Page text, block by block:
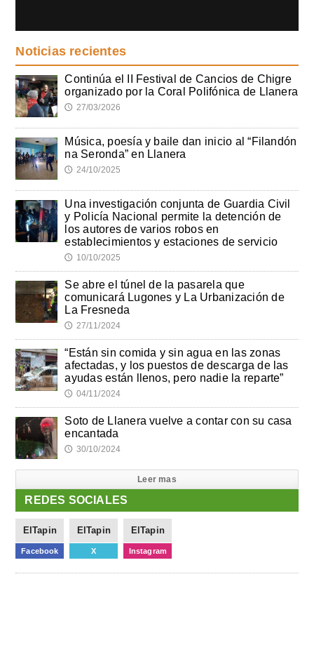
Noticias recientes
Continúa el II Festival de Cancios de Chigre
organizado por la Coral Polifónica de Llanera
🕔 27/03/2026
Música, poesía y baile dan inicio al “Filandón
na Seronda” en Llanera
🕔 24/10/2025
Una investigación conjunta de Guardia Civil
y Policía Nacional permite la detención de
los autores de varios robos en
establecimientos y estaciones de servicio
🕔 10/10/2025
Se abre el túnel de la pasarela que
comunicará Lugones y La Urbanización de
La Fresneda
🕔 27/11/2024
“Están sin comida y sin agua en las zonas
afectadas, y los puestos de descarga de las
ayudas están llenos, pero nadie la reparte”
🕔 04/11/2024
Soto de Llanera vuelve a contar con su casa
encantada
🕔 30/10/2024
Leer mas
REDES SOCIALES
ElTapin
Facebook
ElTapin
X
ElTapin
Instagram